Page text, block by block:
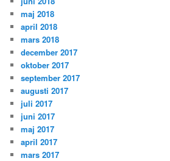
maj 2018
april 2018
mars 2018
december 2017
oktober 2017
september 2017
augusti 2017
juli 2017
juni 2017
maj 2017
april 2017
mars 2017